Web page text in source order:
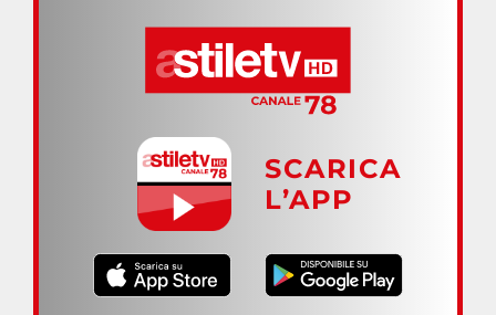
SCARICA
L’APP